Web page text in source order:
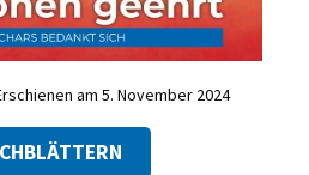
am 5. November 2024